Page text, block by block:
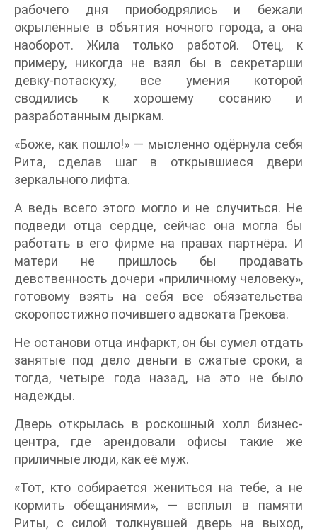
рабочего дня приободрялись и бежали
окрылённые в объятия ночного города, а она
наоборот. Жила только работой. Отец, к
примеру, никогда не взял бы в секретарши
девку-потаскуху, все умения которой
сводились к хорошему сосанию и
разработанным дыркам.
«Боже, как пошло!» — мысленно одёрнула себя
Рита, сделав шаг в открывшиеся двери
зеркального лифта.
А ведь всего этого могло и не случиться. Не
подведи отца сердце, сейчас она могла бы
работать в его фирме на правах партнёра. И
матери не пришлось бы продавать
девственность дочери «приличному человеку»,
готовому взять на себя все обязательства
скоропостижно почившего адвоката Грекова.
Не останови отца инфаркт, он бы сумел отдать
занятые под дело деньги в сжатые сроки, а
тогда, четыре года назад, на это не было
надежды.
Дверь открылась в роскошный холл бизнес-
центра, где арендовали офисы такие же
приличные люди, как её муж.
«Тот, кто собирается жениться на тебе, а не
кормить обещаниями», — всплыл в памяти
Риты, с силой толкнувшей дверь на выход,